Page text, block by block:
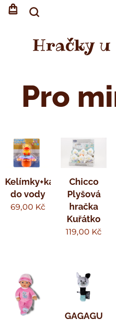
Hračky u
Pro
Kelímky+kačenka
do vody
69,00 Kč
Chicco
Plyšová
hračka
Kuřátko
119,00 Kč
GAGAGU